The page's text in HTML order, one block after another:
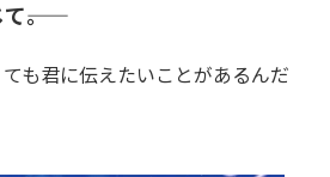
――。
も君に伝えたいことがあるんだ